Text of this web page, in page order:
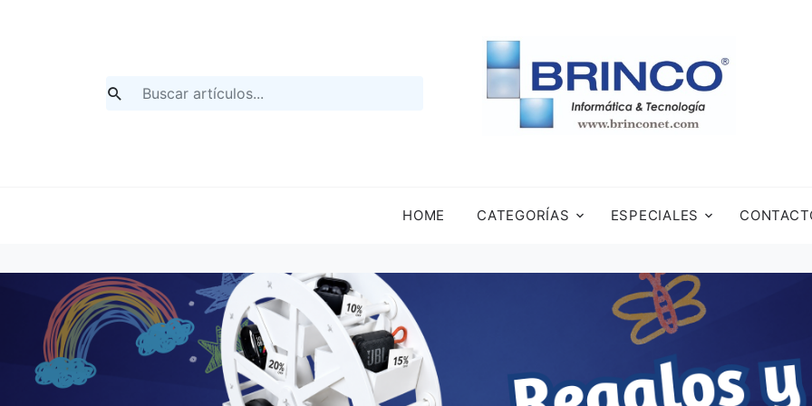
HOME CATEGORÍAS ESPECIALES